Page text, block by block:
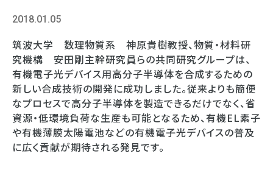
2018.01.05
筑波大学 数理物質系 神原貴樹教授、物質・材料研
究機構 安田剛主幹研究員らの共同研究グループは、
有機電子光デバイス用高分子半導体を合成するための
新しい合成技術の開発に成功しました。従来よりも簡便
なプロセスで高分子半導体を製造できるだけでなく、省
資源・低環境負荷な生産も可能となるため、有機EL素子
や有機薄膜太陽電池などの有機電子光デバイスの普及
に広く貢献が期待される発見です。